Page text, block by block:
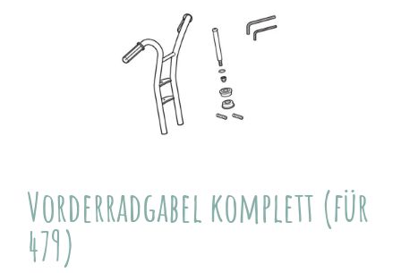
Vorderradgabel komplett (für
479)